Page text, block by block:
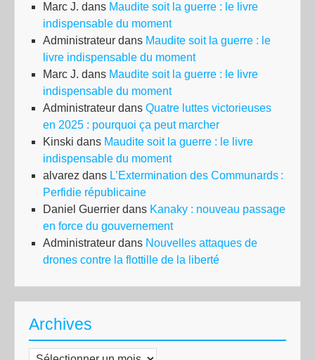
Marc J. dans Maudite soit la guerre : le livre
indispensable du moment
Administrateur dans Maudite soit la guerre : le
livre indispensable du moment
Marc J. dans Maudite soit la guerre : le livre
indispensable du moment
Administrateur dans Quatre luttes victorieuses
en 2025 : pourquoi ça peut marcher
Kinski dans Maudite soit la guerre : le livre
indispensable du moment
alvarez dans L’Extermination des Communards :
Perfidie républicaine
Daniel Guerrier dans Kanaky : nouveau passage
en force du gouvernement
Administrateur dans Nouvelles attaques de
drones contre la flottille de la liberté
Archives
Archives